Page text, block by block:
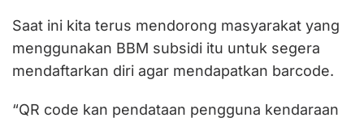
Saat ini kita terus mendorong masyarakat yang
menggunakan BBM subsidi itu untuk segera
mendaftarkan diri agar mendapatkan barcode.
“QR code kan pendataan pengguna kendaraan